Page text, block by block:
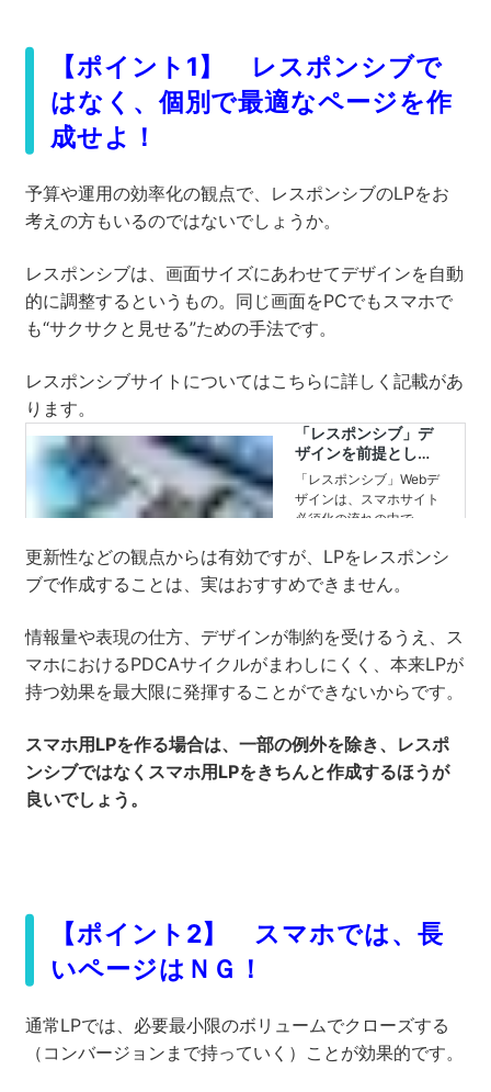
【ポイント1】 レスポンシブで
はなく、個別で最適なページを作
成せよ！
予算や運用の効率化の観点で、レスポンシブのLPをお
考えの方もいるのではないでしょうか。
レスポンシブは、画面サイズにあわせてデザインを自動
的に調整するというもの。同じ画面をPCでもスマホで
も“サクサクと見せる”ための手法です。
レスポンシブサイトについてはこちらに詳しく記載があ
ります。
更新性などの観点からは有効ですが、LPをレスポンシ
ブで作成することは、実はおすすめできません。
情報量や表現の仕方、デザインが制約を受けるうえ、ス
マホにおけるPDCAサイクルがまわしにくく、本来LPが
持つ効果を最大限に発揮することができないからです。
スマホ用LPを作る場合は、一部の例外を除き、レスポ
ンシブではなくスマホ用LPをきちんと作成するほうが
良いでしょう。
【ポイント2】 スマホでは、長
いページはＮＧ！
通常LPでは、必要最小限のボリュームでクローズする
（コンバージョンまで持っていく）ことが効果的です。